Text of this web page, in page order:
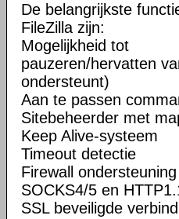
De belangrijkste
FileZilla zijn:
Mogelijkheid tot
pauzeren/hervatten
ondersteunt)
Aan te passen
Sitebeheerder met
Keep Alive-systeem
Timeout detectie
Firewall ondersteuning
SOCKS4/5 en
SSL beveiligde